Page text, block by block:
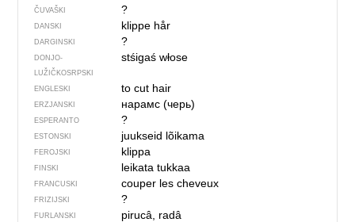
ČUVAŠKI ?
DANSKI klippe hår
DARGINSKI ?
DONJO­
LUŽIČKOSRPSKI
stśigaś włose
ENGLESKI to cut hair
ERZJANSKI нарамс (черь)
ESPERANTO ?
ESTONSKI juukseid lõikama
FEROJSKI klippa
FINSKI leikata tukkaa
FRANCUSKI couper les cheveux
FRIZIJSKI ?
FURLANSKI pirucâ, radâ